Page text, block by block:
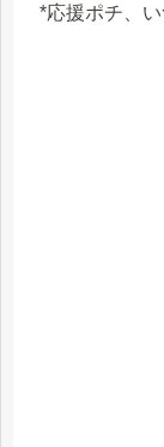
*応援ポチ、